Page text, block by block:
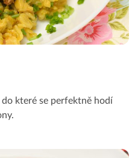
do které se perfektně hodí